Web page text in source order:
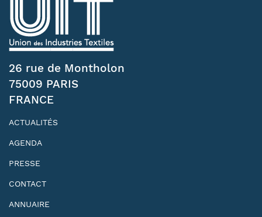
26 rue de Montholon
75009 PARIS
FRANCE
ACTUALITÉS
AGENDA
PRESSE
CONTACT
ANNUAIRE